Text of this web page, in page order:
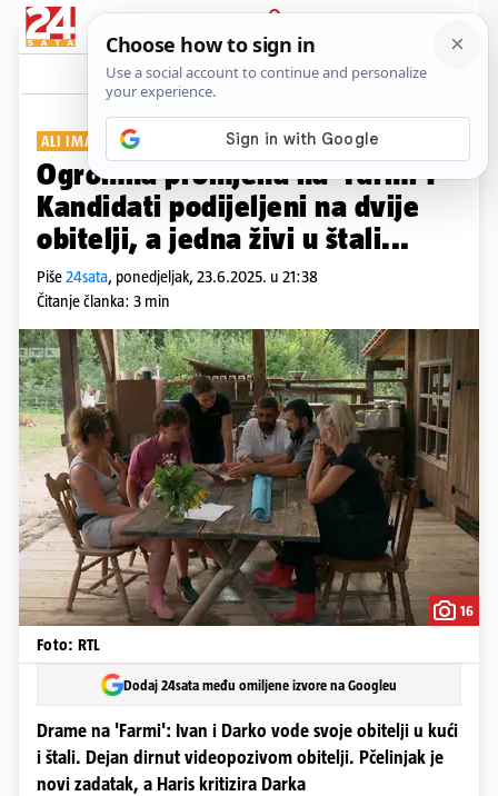
PRIJAVA
Show Komentari
ALI IMAJU JEDAN CILJ
Ogromna promjena na 'Farmi':
Kandidati podijeljeni na dvije
obitelji, a jedna živi u štali...
Piše24sata, ponedjeljak, 23.6.2025. u 21:38
Čitanje članka: 3 min
16
Foto: RTL
Dodaj 24sata među omiljene izvore na Googleu
Drame na 'Farmi': Ivan i Darko vode svoje obitelji u kući
i štali. Dejan dirnut videopozivom obitelji. Pčelinjak je
novi zadatak, a Haris kritizira Darka